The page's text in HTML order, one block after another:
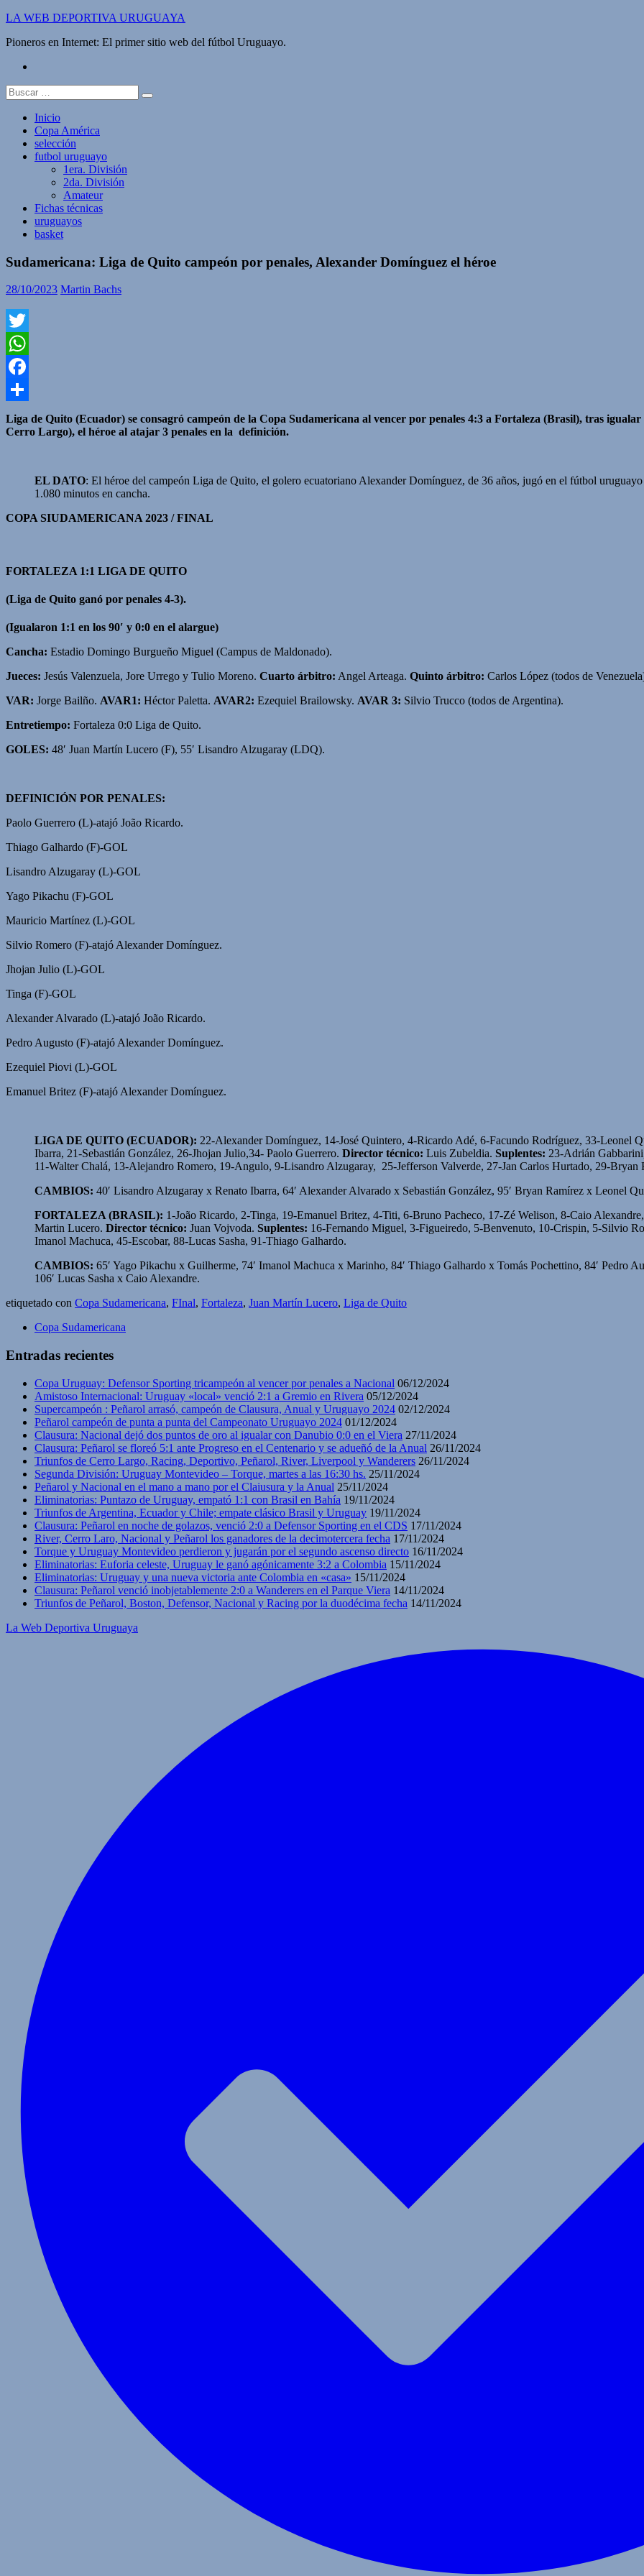
Saltar
contenido
LA WEB DEPORTIVA URUGUAYA
Pioneros en Internet: El primer sitio web del fútbol Uruguayo.
Buscar:
Inicio
Copa América
selección
futbol uruguayo
1era. División
2da. División
Amateur
Fichas técnicas
uruguayos
basket
Sudamericana: Liga de Quito campeón por penales, Alexander Domínguez el héroe
28/10/2023 Martin Bachs
Twitter
WhatsApp
Facebook
Compartir
Liga de Quito (Ecuador) se consagró campeón de la Copa Sudamericana al vencer por penales 4:3 a Fortaleza (Brasil), tras
Cerro Largo), el héroe al atajar 3 penales en la definición.
EL DATO: El héroe del campeón Liga de Quito, el golero ecuatoriano Alexander Domínguez, de 36 años, jugó en el fútbol
1.080 minutos en cancha.
COPA SIUDAMERICANA 2023 /FINAL
FORTALEZA 1:1 LIGA DE QUITO
(Liga de Quito ganó por penales 4-3).
(Igualaron 1:1 en los 90′ y 0:0 en el alargue)
Cancha: Estadio Domingo Burgueño Miguel (Campus de Maldonado).
Jueces: Jesús Valenzuela, Jore Urrego y Tulio Moreno. Cuarto árbitro: Angel Arteaga. Quinto árbitro: Carlos López (todos de
VAR: Jorge Bailño. AVAR1: Héctor Paletta. AVAR2: Ezequiel Brailowsky. AVAR 3: Silvio Trucco (todos de Argentina).
Entretiempo: Fortaleza 0:0 Liga de Quito.
GOLES: 48′ Juan Martín Lucero (F), 55′ Lisandro Alzugaray (LDQ).
DEFINICIÓN POR PENALES:
Paolo Guerrero (L)-atajó João Ricardo.
Thiago Galhardo (F)-GOL
Lisandro Alzugaray (L)-GOL
Yago Pikachu (F)-GOL
Mauricio Martínez (L)-GOL
Silvio Romero (F)-atajó Alexander Domínguez.
Jhojan Julio (L)-GOL
Tinga (F)-GOL
Alexander Alvarado (L)-atajó João Ricardo.
Pedro Augusto (F)-atajó Alexander Domínguez.
Ezequiel Piovi (L)-GOL
Emanuel Britez (F)-atajó Alexander Domínguez.
LIGA DE QUITO (ECUADOR): 22-Alexander Domínguez, 14-José Quintero, 4-Ricardo Adé, 6-Facundo Rodríguez, 33-Leonel
Ibarra, 21-Sebastián González, 26-Jhojan Julio,34- Paolo Guerrero. Director técnico: Luis Zubeldia. Suplentes: 23-Adrián
11-Walter Chalá, 13-Alejandro Romero, 19-Angulo, 9-Lisandro Alzugaray, 25-Jefferson Valverde, 27-Jan Carlos Hurtado, 29-Bryan
CAMBIOS: 40′ Lisandro Alzugaray x Renato Ibarra, 64′ Alexander Alvarado x Sebastián González, 95′ Bryan Ramírez x Leonel
FORTALEZA (BRASIL): 1-João Ricardo, 2-Tinga, 19-Emanuel Britez, 4-Titi, 6-Bruno Pacheco, 17-Zé Welison, 8-Caio
Martin Lucero. Director técnico: Juan Vojvoda. Suplentes: 16-Fernando Miguel, 3-Figueiredo, 5-Benvenuto, 10-Crispin, 5-Silvio
Imanol Machuca, 45-Escobar, 88-Lucas Sasha, 91-Thiago Galhardo.
CAMBIOS: 65′ Yago Pikachu x Guilherme, 74′ Imanol Machuca x Marinho, 84′ Thiago Galhardo x Tomás Pochettino, 84′ Pedro
106′ Lucas Sasha x Caio Alexandre.
etiquetado con Copa Sudamericana, FInal, Fortaleza, Juan Martín Lucero, Liga de Quito
Copa Sudamericana
Entradas recientes
Copa Uruguay: Defensor Sporting tricampeón al vencer por penales a Nacional 06/12/2024
Amistoso Internacional: Uruguay «local» venció 2:1 a Gremio en Rivera 05/12/2024
Supercampeón : Peñarol arrasó, campeón de Clausura, Anual y Uruguayo 2024 02/12/2024
Peñarol campeón de punta a punta del Campeonato Uruguayo 2024 01/12/2024
Clausura: Nacional dejó dos puntos de oro al igualar con Danubio 0:0 en el Viera 27/11/2024
Clausura: Peñarol se floreó 5:1 ante Progreso en el Centenario y se adueñó de la Anual 26/11/2024
Triunfos de Cerro Largo, Racing, Deportivo, Peñarol, River, Liverpool y Wanderers 26/11/2024
Segunda División: Uruguay Montevideo – Torque, martes a las 16:30 hs. 25/11/2024
Peñarol y Nacional en el mano a mano por el Claiusura y la Anual 25/11/2024
Eliminatorias: Puntazo de Uruguay, empató 1:1 con Brasil en Bahía 19/11/2024
Triunfos de Argentina, Ecuador y Chile; empate clásico Brasil y Uruguay 19/11/2024
Clausura: Peñarol en noche de golazos, venció 2:0 a Defensor Sporting en el CDS 17/11/2024
River, Cerro Laro, Nacional y Peñarol los ganadores de la decimotercera fecha 17/11/2024
Torque y Uruguay Montevideo perdieron y jugarán por el segundo ascenso directo 16/11/2024
Eliminatorias: Euforia celeste, Uruguay le ganó agónicamente 3:2 a Colombia 15/11/2024
Eliminatorias: Uruguay y una nueva victoria ante Colombia en «casa» 15/11/2024
Clausura: Peñarol venció inobjetablemente 2:0 a Wanderers en el Parque Viera 14/11/2024
Triunfos de Peñarol, Boston, Defensor, Nacional y Racing por la duodécima fecha 14/11/2024
La Web Deportiva Uruguaya